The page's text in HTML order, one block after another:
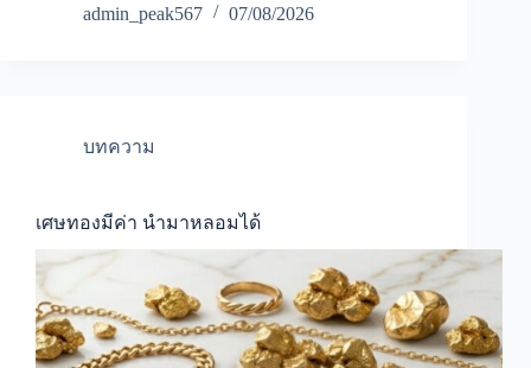
admin_peak567 07/08/2026
บทความ
เศษทองมีค่า นำมาหลอมได้